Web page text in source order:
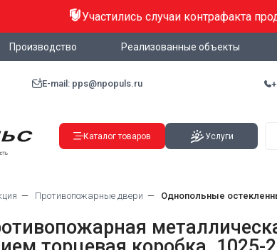
Участились случаи контрафакта
Производство Реализованные объекты
E-mail: pps@npopuls.ru
Каталог товаров Услуги
Противопожарные двери Однопольные